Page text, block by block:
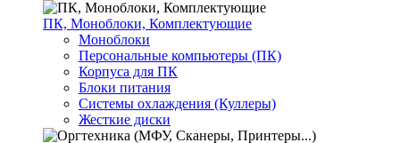
ПК, Моноблоки, Комплектующие
Моноблоки
Персональные компьютеры (ПК)
Корпуса для ПК
Блоки питания
Системы охлаждения (Куллеры)
Жесткие диски